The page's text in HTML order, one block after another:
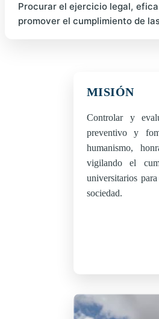
Procurar el ejercicio legal,
promover el cumplimiento de
MISIÓN
Controlar y
preventivo y
humanismo,
vigilando el
universitarios
sociedad.